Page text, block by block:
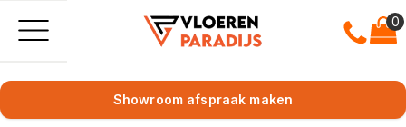
Showroom afspraak maken